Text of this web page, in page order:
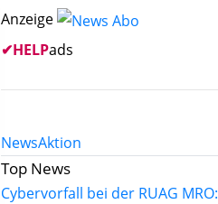
Anzeige
✔HELPads
NewsAktion
Top News
Cybervorfall bei der RUAG MRO: